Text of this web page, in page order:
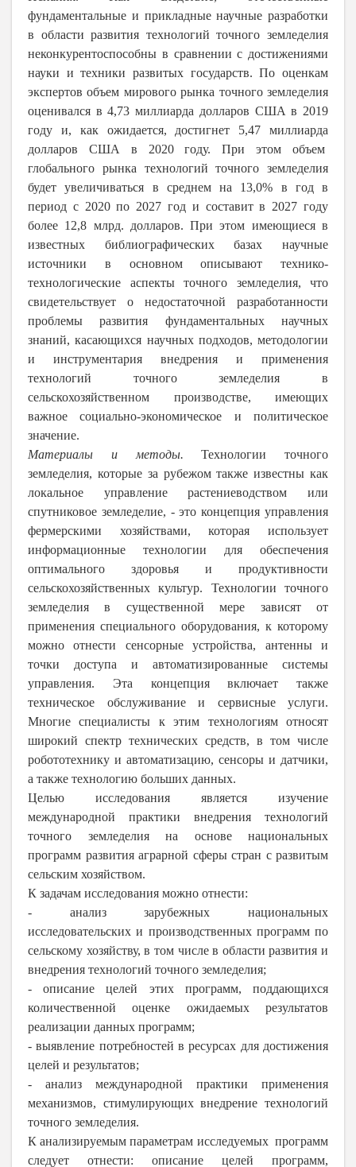
фундаментальные и прикладные научные разработки
в области развития технологий точного земледелия
неконкурентоспособны в сравнении с достижениями
науки и техники развитых государств. По оценкам
экспертов объем мирового рынка точного земледелия
оценивался в 4,73 миллиарда долларов США в 2019
году и, как ожидается, достигнет 5,47 миллиарда
долларов США в 2020 году. При этом объем
глобального рынка технологий точного земледелия
будет увеличиваться в среднем на 13,0% в год в
период с 2020 по 2027 год и составит в 2027 году
более 12,8 млрд. долларов. При этом имеющиеся в
известных библиографических базах научные
источники в основном описывают технико-
технологические аспекты точного земледелия, что
свидетельствует о недостаточной разработанности
проблемы развития фундаментальных научных
знаний, касающихся научных подходов, методологии
и инструментария внедрения и применения
технологий точного земледелия в
сельскохозяйственном производстве, имеющих
важное социально-экономическое и политическое
значение.
Материалы и методы.
Технологии точного
земледелия, которые за рубежом также известны как
локальное управление растениеводством или
спутниковое земледелие, - это концепция управления
фермерскими хозяйствами, которая использует
информационные технологии для обеспечения
оптимального здоровья и продуктивности
сельскохозяйственных культур. Технологии точного
земледелия в существенной мере зависят от
применения специального оборудования, к которому
можно отнести сенсорные устройства, антенны и
точки доступа и автоматизированные системы
управления. Эта концепция включает также
техническое обслуживание и сервисные услуги.
Многие специалисты к этим технологиям относят
широкий спектр технических средств, в том числе
робототехнику и автоматизацию, сенсоры и датчики,
а также технологию больших данных.
Целью исследования является изучение
международной практики внедрения технологий
точного земледелия на основе национальных
программ развития аграрной сферы стран с развитым
сельским хозяйством.
К задачам исследования можно отнести:
- анализ зарубежных национальных
исследовательских и производственных программ по
сельскому хозяйству, в том числе в области развития и
внедрения технологий точного земледелия;
- описание целей этих программ, поддающихся
количественной оценке ожидаемых результатов
реализации данных программ;
- выявление потребностей в ресурсах для достижения
целей и результатов;
- анализ международной практики применения
механизмов, стимулирующих внедрение технологий
точного земледелия.
К анализируемым параметрам исследуемых программ
следует отнести: описание целей программ,